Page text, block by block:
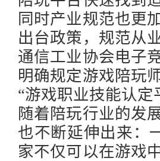
同时产业规范也更
出台政策，规范从
通信工业协会电子
明确规定游戏陪玩
“游戏职业技能认
随着陪玩行业的发
也不断延伸出来：
家不仅可以在游戏